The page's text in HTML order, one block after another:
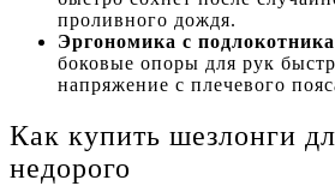
проливного дождя.
Эргономика с
боковые опоры для рук
напряжение с плечевого
Как купить шезлонги
недорого